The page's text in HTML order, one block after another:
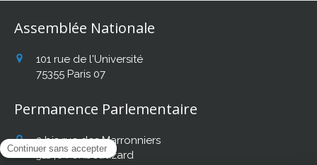
Assemblée Nationale
101 rue de l'Université
75355 Paris 07
Permanence Parlementaire
2 bis rue des Marronniers
31140 Fonbeauzard